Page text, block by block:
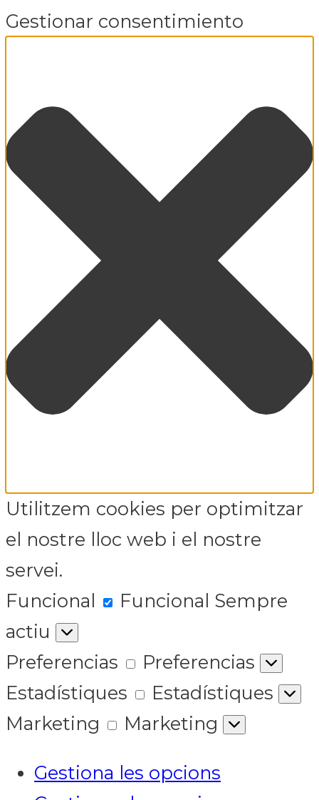
Gestionar consentimiento
Utilitzem cookies per optimitzar
el nostre lloc web i el nostre
servei.
Funcional
Funcional Sempre
actiu
Preferencias
Preferencias
Estadístiques
Estadístiques
Marketing
Marketing
Gestiona les opcions